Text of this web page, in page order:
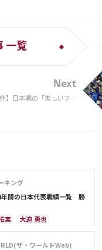
一覧
Next
杯】日本戦の「美しいファ
キング
間の日本代表戦績一覧 勝
実
大迫 勇也
ル
原口 元気
ザ・ワールドWeb)